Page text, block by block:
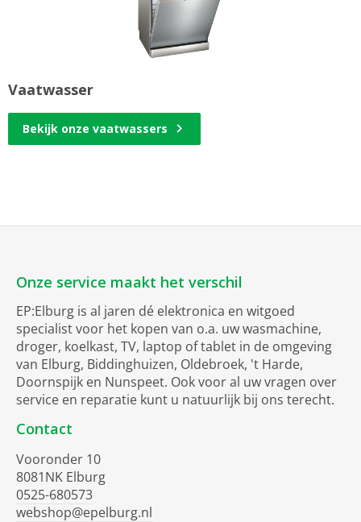
Vaatwasser
Bekijk onze vaatwassers
Onze service maakt het verschil
EP:Elburg is al jaren dé elektronica en witgoed
specialist voor het kopen van o.a. uw wasmachine,
droger, koelkast, TV, laptop of tablet in de omgeving
van Elburg, Biddinghuizen, Oldebroek, 't Harde,
Doornspijk en Nunspeet. Ook voor al uw vragen over
service en reparatie kunt u natuurlijk bij ons terecht.
Contact
Vooronder 10
8081NK Elburg
0525-680573
webshop@epelburg.nl